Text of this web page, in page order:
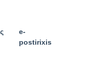
e-
postirixis